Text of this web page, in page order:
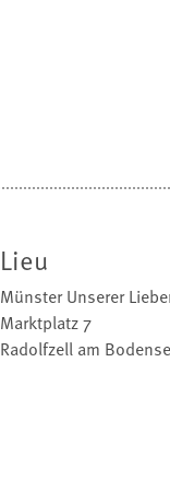
Lieu
Münster Unserer
Marktplatz 7
Radolfzell am